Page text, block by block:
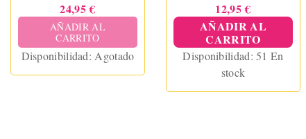
24,95 €
AÑADIR AL
CARRITO
Disponibilidad: Agotado
12,95 €
AÑADIR AL
CARRITO
Disponibilidad:51 En
stock